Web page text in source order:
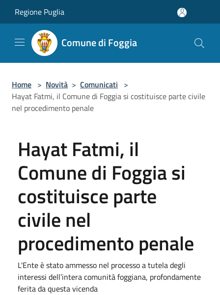
Regione Puglia
Comune di Foggia
Home > Novità > Comunicati >
Hayat Fatmi, il Comune di Foggia si costituisce parte civile
nel procedimento penale
Hayat Fatmi, il
Comune di Foggia si
costituisce parte
civile nel
procedimento penale
L'Ente è stato ammesso nel processo a tutela degli
interessi dell’intera comunità foggiana, profondamente
ferita da questa vicenda